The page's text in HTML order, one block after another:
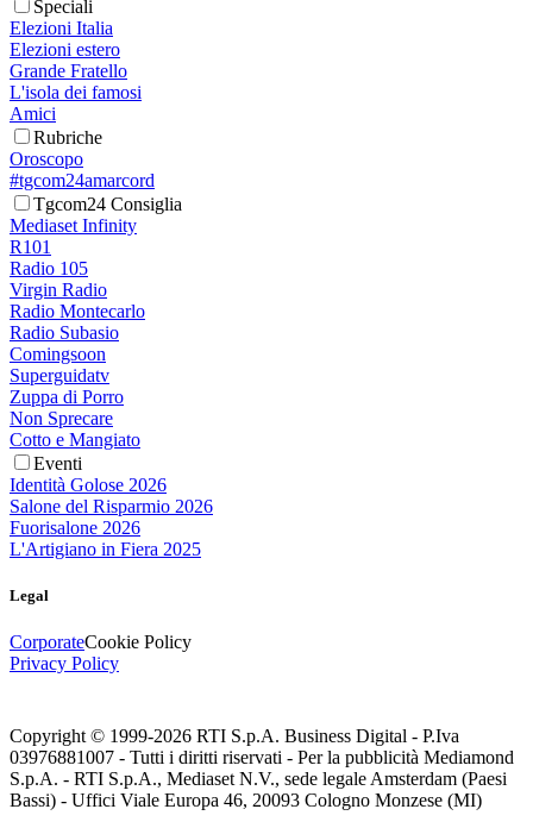
Speciali
Elezioni Italia
Elezioni estero
Grande Fratello
L'isola dei famosi
Amici
Rubriche
Oroscopo
#tgcom24amarcord
Tgcom24 Consiglia
Mediaset Infinity
R101
Radio 105
Virgin Radio
Radio Montecarlo
Radio Subasio
Comingsoon
Superguidatv
Zuppa di Porro
Non Sprecare
Cotto e Mangiato
Eventi
Identità Golose 2026
Salone del Risparmio 2026
Fuorisalone 2026
L'Artigiano in Fiera 2025
Legal
CorporateCookie Policy
Privacy Policy
Copyright © 1999-2026 RTI S.p.A. Business Digital - P.Iva
03976881007 - Tutti i diritti riservati - Per la pubblicità Mediamond
S.p.A. - RTI S.p.A., Mediaset N.V., sede legale Amsterdam (Paesi
Bassi) - Uffici Viale Europa 46, 20093 Cologno Monzese (MI)